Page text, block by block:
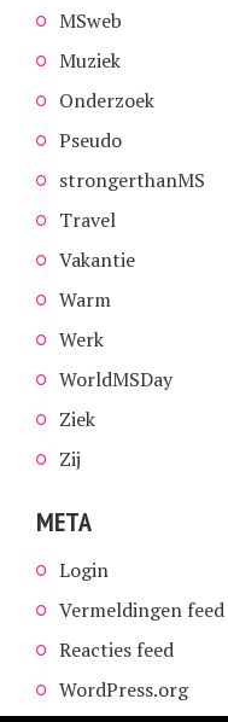
MSweb
Muziek
Onderzoek
Pseudo
strongerthanMS
Travel
Vakantie
Warm
Werk
WorldMSDay
Ziek
Zij
META
Login
Vermeldingen feed
Reacties feed
WordPress.org